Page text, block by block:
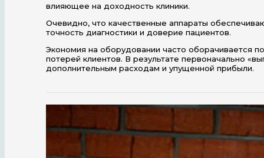
влияющее на доходность клиники.
Очевидно, что качественные аппараты
точность диагностики и доверие пациентов.
Экономия на оборудовании часто оборачивается
потерей клиентов. В результате первоначально
дополнительным расходам и упущенной прибыли.